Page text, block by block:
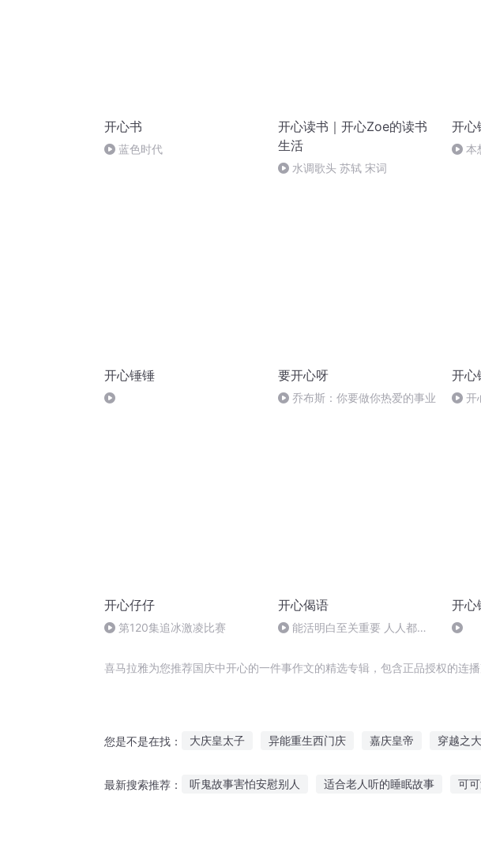
开心书
蓝色时代
开心读书｜开心Zoe的读书
生活
水调歌头 苏轼 宋词
开心
本
开心锤锤 要开心呀
乔布斯：你要做你热爱的事业
开心
开
开心仔仔
第120集追冰激凌比赛
开心偈语
能活明白至关重要 人人都想
开心
喜马拉雅为您推荐国庆中开心的一件事作文的精选专辑，包含正品授权的连
您是不是在找： 大庆皇太子 异能重生西门庆 嘉庆皇帝 穿越之
最新搜索推荐： 听鬼故事害怕安慰别人 适合老人听的睡眠故事 可